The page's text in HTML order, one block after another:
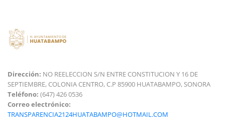
Dirección: NO REELECCION S/N ENTRE CONSTITUCION Y 16 DE
SEPTIEMBRE, COLONIA CENTRO, C.P 85900 HUATABAMPO, SONORA
Teléfono: (647) 426 0536
Correo electrónico:
TRANSPARENCIA2124HUATABAMPO@HOTMAIL.COM